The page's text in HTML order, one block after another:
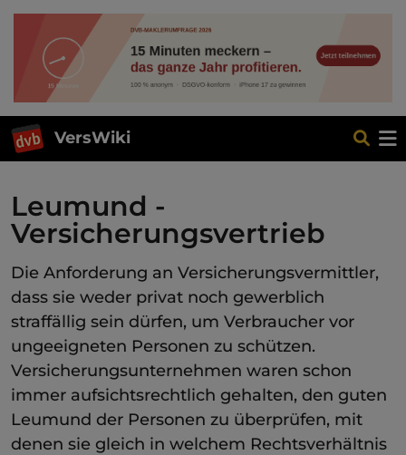
VersWiki
Leumund -
Versicherungsvertrieb
Die Anforderung an Versicherungsvermittler,
dass sie weder privat noch gewerblich
straffällig sein dürfen, um Verbraucher vor
ungeeigneten Personen zu schützen.
Versicherungsunternehmen waren schon
immer aufsichtsrechtlich gehalten, den guten
Leumund der Personen zu überprüfen, mit
denen sie gleich in welchem Rechtsverhältnis